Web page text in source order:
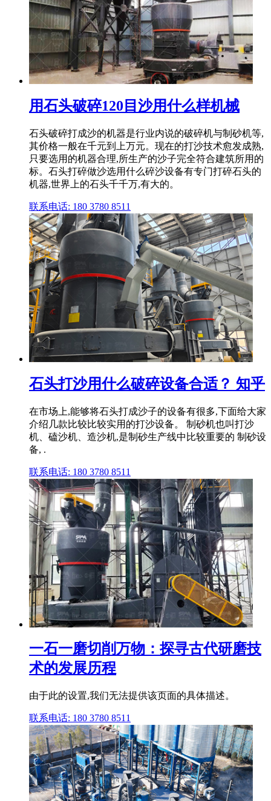
用石头破碎120目沙用什么样机械
石头破碎打成沙的机器是行业内说的破碎机与制砂机等,
其价格一般在千元到上万元。现在的打沙技术愈发成熟,
只要选用的机器合理,所生产的沙子完全符合建筑所用的
标。石头打碎做沙选用什么碎沙设备有专门打碎石头的
机器,世界上的石头千千万,有大的。
联系电话: 180 3780 8511
石头打沙用什么破碎设备合适？ 知乎
在市场上,能够将石头打成沙子的设备有很多,下面给大家
介绍几款比较比较实用的打沙设备。 制砂机也叫打沙
机、磕沙机、造沙机,是制砂生产线中比较重要的 制砂设
备, .
联系电话: 180 3780 8511
一石一磨切削万物：探寻古代研磨技
术的发展历程
由于此的设置,我们无法提供该页面的具体描述。
联系电话: 180 3780 8511